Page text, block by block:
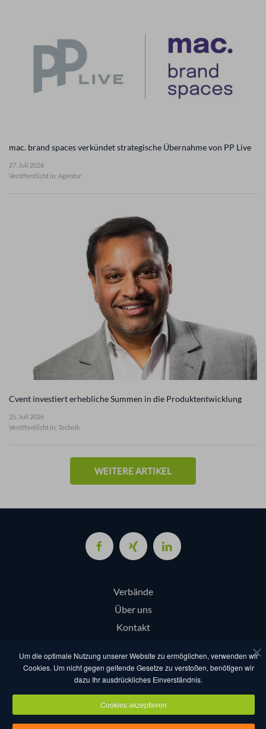
mac. brand spaces verkündet strategische Übernahme von PP Live
27. Juli 2026
Veröffentlicht in: Agentur
Cvent investiert erhebliche Summen in die Produktentwicklung
25. Juli 2026
Veröffentlicht in: Technik
WEITERE ARTIKEL
Verbände
Über uns
Kontakt
Datenschutz
Nutzungsbestimmungen
Impressum
Copyright eventcompanies.de 2025
Um die optimale Nutzung unserer Website zu ermöglichen, verwenden wir
Cookies. Um nicht gegen geltende Gesetze zu verstoßen, benötigen wir
dazu Ihr ausdrückliches Einverständnis.
Cookies akzeptieren